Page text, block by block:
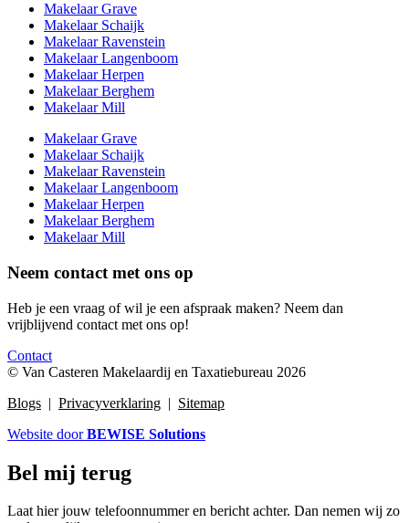
Makelaar Grave
Makelaar Schaijk
Makelaar Ravenstein
Makelaar Langenboom
Makelaar Herpen
Makelaar Berghem
Makelaar Mill
Makelaar Grave
Makelaar Schaijk
Makelaar Ravenstein
Makelaar Langenboom
Makelaar Herpen
Makelaar Berghem
Makelaar Mill
Neem contact met ons op
Heb je een vraag of wil je een afspraak maken? Neem dan
vrijblijvend contact met ons op!
Contact
© Van Casteren Makelaardij en Taxatiebureau 2026
Blogs | Privacyverklaring | Sitemap
Website doorBEWISE Solutions
Bel mij terug
Laat hier jouw telefoonnummer en bericht achter. Dan nemen wij zo